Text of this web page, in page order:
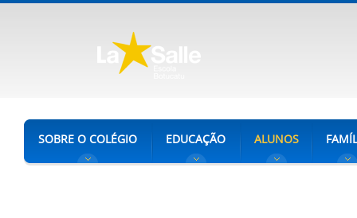
SOBRE O COLÉGIO EDUCAÇÃO ALUNOS